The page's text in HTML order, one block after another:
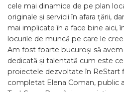
cele mai dinamice de pe plan
originale și servicii în afara țării,
mai implicate în a face bine aici,
locurile de muncă pe care le
Am fost foarte bucuroși să
dedicată și talentată cum este
proiectele dezvoltate în ReStart
completat Elena Coman, public